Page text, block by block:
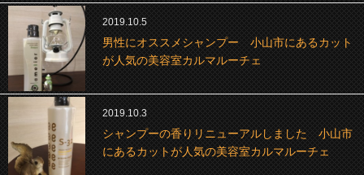
2019.10.5
男性にオススメシャンプー 小山市にあるカット
が人気の美容室カルマルーチェ
2019.10.3
シャンプーの香りリニューアルしました 小山市
にあるカットが人気の美容室カルマルーチェ